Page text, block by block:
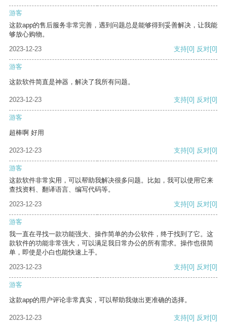
游客
这款app的售后服务非常完善，遇到问题总是能够得到妥善解决，让我能
够放心购物。
2023-12-23
支持[0] 反对[0]
游客
这款软件简直是神器，解决了我所有问题。
2023-12-23 支持[0] 反对[0]
游客
超棒啊 好用
2023-12-23 支持[0] 反对[0]
游客
这款软件非常实用，可以帮助我解决很多问题。比如，我可以使用它来
查找资料、翻译语言、编写代码等。
2023-12-23
支持[0] 反对[0]
游客
我一直在寻找一款功能强大、操作简单的办公软件，终于找到了它。这
款软件的功能非常强大，可以满足我日常办公的所有需求。操作也很简
单，即使是小白也能快速上手。
2023-12-23
支持[0] 反对[0]
游客
这款app的用户评论非常真实，可以帮助我做出更准确的选择。
2023-12-23 支持[0] 反对[0]